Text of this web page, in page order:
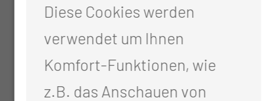
Robert Schuster
Diese Cookies werden
verwendet um Ihnen
Komfort-Funktionen, wie
z.B. das Anschauen von